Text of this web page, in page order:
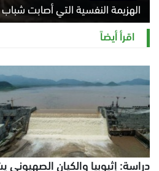
الهزيمة النفسية التي أصابت شباب
الخميس 6 أغسطس 2026 11:12 ص
اقرأ أيضاً
دراسة: إثيوبيا والكيان